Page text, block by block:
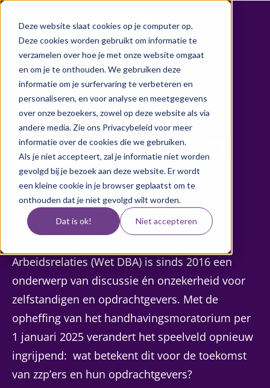
Deze website slaat cookies op je computer op.
Deze cookies worden gebruikt om informatie te
verzamelen over hoe je met onze website omgaat
en om je te onthouden. We gebruiken deze
informatie om je surfervaring te verbeteren en
personaliseren, en voor analyse en meetgegevens
over onze bezoekers, zowel op deze website als via
andere media. Zie ons Privacybeleid voor meer
informatie over de cookies die we gebruiken.
Als je niet accepteert, zal je informatie niet worden
gevolgd bij je bezoek aan deze website. Er wordt
een kleine cookie in je browser geplaatst om te
onthouden dat je niet gevolgd wilt worden.
Dat is ok! Niet accepteren
Wet DBA in
2025
Arbeidsrelaties (Wet DBA) is sinds 2016 een
onderwerp van discussie én onzekerheid voor
zelfstandigen en opdrachtgevers. Met de
opheffing van het handhavingsmoratorium per
1 januari 2025 verandert het speelveld opnieuw
ingrijpend: wat betekent dit voor de toekomst
van zzp’ers en hun opdrachtgevers?